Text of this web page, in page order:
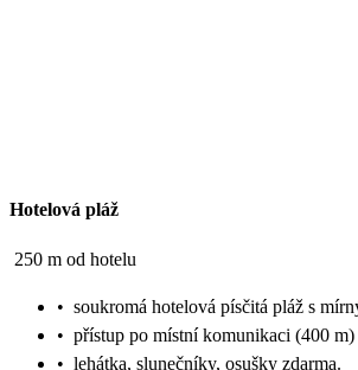
Hotelová pláž
250 m od hotelu
• soukromá hotelová písčitá pláž s
• přístup po místní komunikaci (400 m)
• lehátka, slunečníky, osušky zdarma.